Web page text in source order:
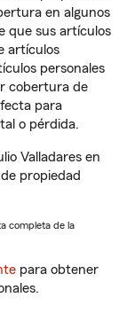
en algunos
que sus artículos
artículos
personales
cobertura de
para
o pérdida.
Valladares en
propiedad
completa de la
para obtener